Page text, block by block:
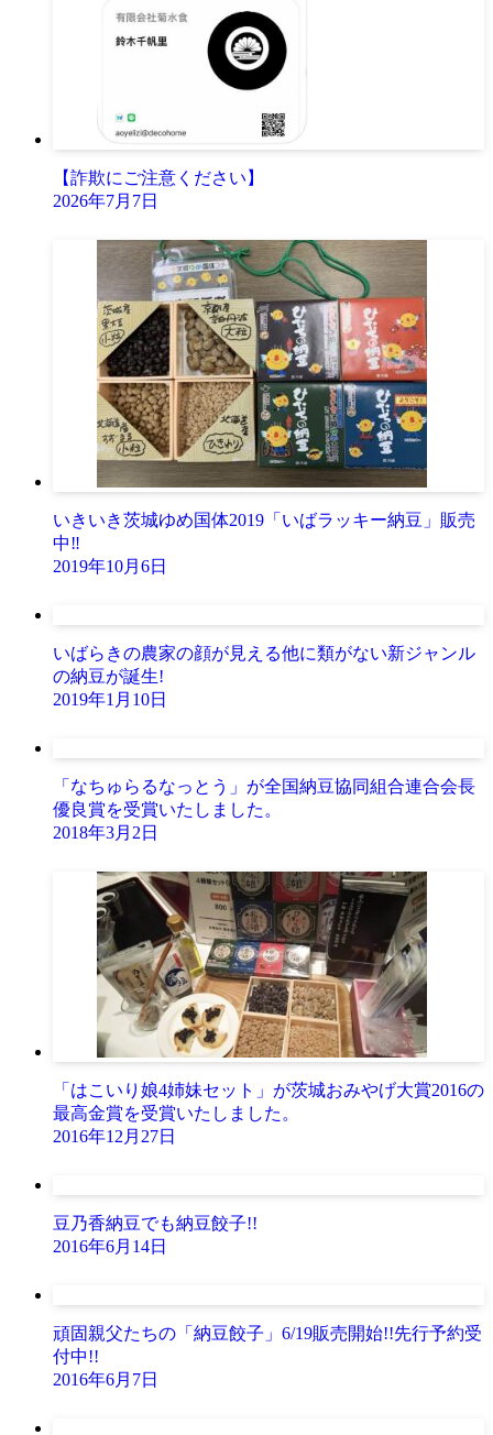
【詐欺にご注意ください】
2026年7月7日
いきいき茨城ゆめ国体2019「いばラッキー納豆」販売
中‼
2019年10月6日
いばらきの農家の顔が見える他に類がない新ジャンル
の納豆が誕生!
2019年1月10日
「なちゅらるなっとう」が全国納豆協同組合連合会長
優良賞を受賞いたしました。
2018年3月2日
「はこいり娘4姉妹セット」が茨城おみやげ大賞2016の
最高金賞を受賞いたしました。
2016年12月27日
豆乃香納豆でも納豆餃子!!
2016年6月14日
頑固親父たちの「納豆餃子」6/19販売開始!!先行予約受
付中!!
2016年6月7日